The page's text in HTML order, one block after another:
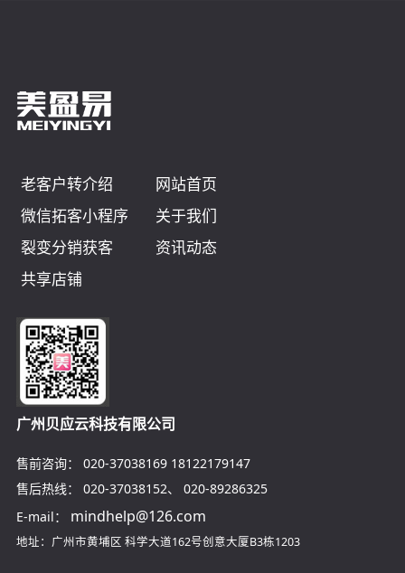
老客户转介绍
网站首页
微信拓客小程序
关于我们
裂变分销获客
资讯动态
共享店铺
广州贝应云科技有限公司
售前咨询： 020-37038169 18122179147
售后热线：
020-37038152、 020-89286325
E-mail：
mindhelp@126.com
地址：广州市黄埔区 科学大道162号创意大厦B3栋1203